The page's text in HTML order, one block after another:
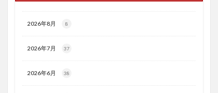
2026年8月 8
2026年7月 37
2026年6月 38